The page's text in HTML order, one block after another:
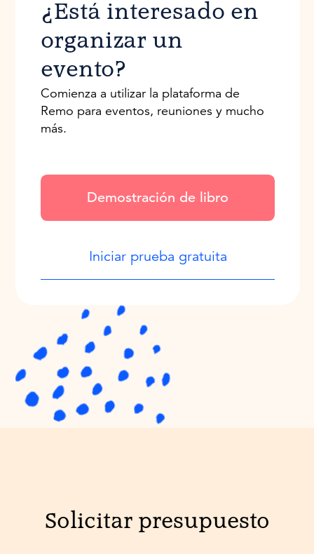
¿Está interesado en
organizar un
evento?
Comienza a utilizar la plataforma de
Remo para eventos, reuniones y mucho
más.
Demostración de libro
Iniciar prueba gratuita
Solicitar presupuesto